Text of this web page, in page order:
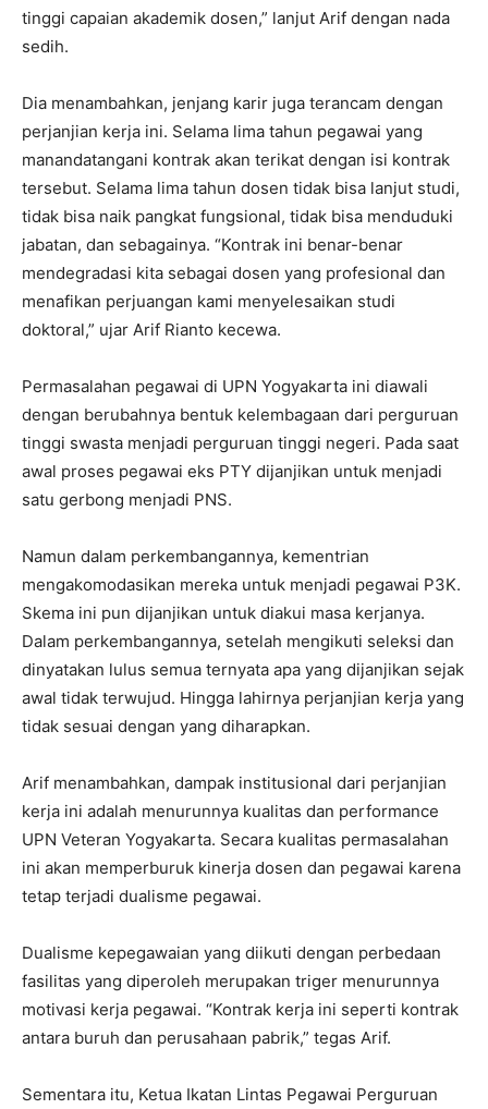
tinggi capaian akademik dosen,” lanjut Arif dengan nada
sedih.
Dia menambahkan, jenjang karir juga terancam dengan
perjanjian kerja ini. Selama lima tahun pegawai yang
manandatangani kontrak akan terikat dengan isi kontrak
tersebut. Selama lima tahun dosen tidak bisa lanjut studi,
tidak bisa naik pangkat fungsional, tidak bisa menduduki
jabatan, dan sebagainya. “Kontrak ini benar-benar
mendegradasi kita sebagai dosen yang profesional dan
menafikan perjuangan kami menyelesaikan studi
doktoral,” ujar Arif Rianto kecewa.
Permasalahan pegawai di UPN Yogyakarta ini diawali
dengan berubahnya bentuk kelembagaan dari perguruan
tinggi swasta menjadi perguruan tinggi negeri. Pada saat
awal proses pegawai eks PTY dijanjikan untuk menjadi
satu gerbong menjadi PNS.
Namun dalam perkembangannya, kementrian
mengakomodasikan mereka untuk menjadi pegawai P3K.
Skema ini pun dijanjikan untuk diakui masa kerjanya.
Dalam perkembangannya, setelah mengikuti seleksi dan
dinyatakan lulus semua ternyata apa yang dijanjikan sejak
awal tidak terwujud. Hingga lahirnya perjanjian kerja yang
tidak sesuai dengan yang diharapkan.
Arif menambahkan, dampak institusional dari perjanjian
kerja ini adalah menurunnya kualitas dan performance
UPN Veteran Yogyakarta. Secara kualitas permasalahan
ini akan memperburuk kinerja dosen dan pegawai karena
tetap terjadi dualisme pegawai.
Dualisme kepegawaian yang diikuti dengan perbedaan
fasilitas yang diperoleh merupakan triger menurunnya
motivasi kerja pegawai. “Kontrak kerja ini seperti kontrak
antara buruh dan perusahaan pabrik,” tegas Arif.
Sementara itu, Ketua Ikatan Lintas Pegawai Perguruan